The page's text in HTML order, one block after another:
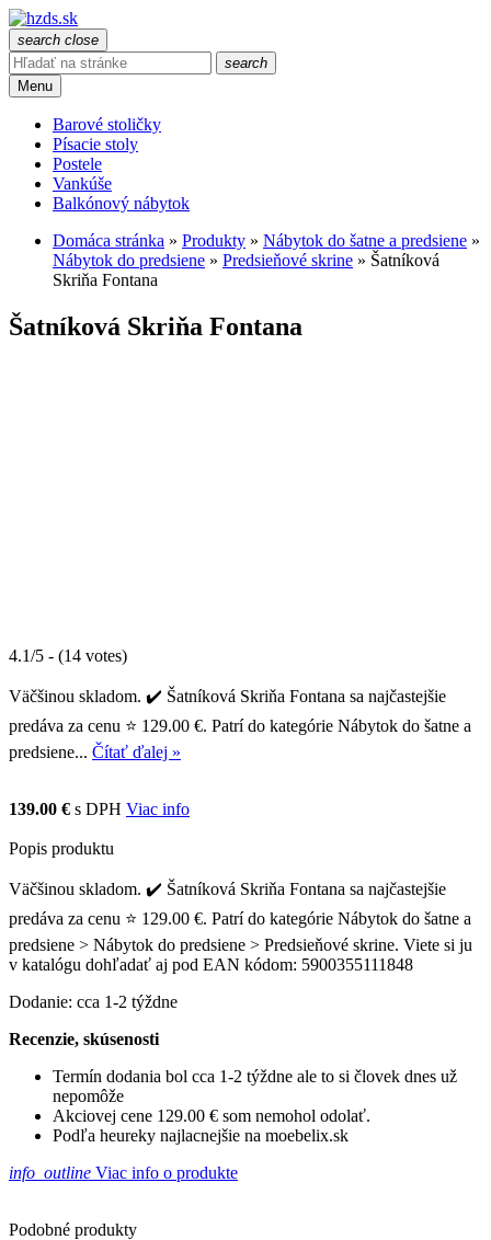
search close
search
Menu
Barové stoličky
Písacie stoly
Postele
Vankúše
Balkónový nábytok
Domáca stránka » Produkty » Nábytok do šatne a predsiene »
Nábytok do predsiene » Predsieňové skrine » Šatníková
Skriňa Fontana
Šatníková Skriňa Fontana
4.1/5 - (14 votes)
Väčšinou skladom. ✔️ Šatníková Skriňa Fontana sa najčastejšie
predáva za cenu ⭐ 129.00 €. Patrí do kategórie Nábytok do šatne a
predsiene... Čítať ďalej »
139.00 € s DPH Viac info
Popis produktu
Väčšinou skladom. ✔️ Šatníková Skriňa Fontana sa najčastejšie
predáva za cenu ⭐ 129.00 €. Patrí do kategórie Nábytok do šatne a
predsiene > Nábytok do predsiene > Predsieňové skrine. Viete si ju
v katalógu dohľadať aj pod EAN kódom: 5900355111848
Dodanie: cca 1-2 týždne
Recenzie, skúsenosti
Termín dodania bol cca 1-2 týždne ale to si človek dnes už
nepomôže
Akciovej cene 129.00 € som nemohol odolať.
Podľa heureky najlacnejšie na moebelix.sk
info_outline Viac info o produkte
Podobné produkty